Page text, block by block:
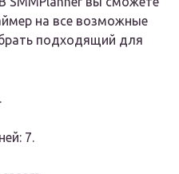
на все возможные
подходящий для
7.